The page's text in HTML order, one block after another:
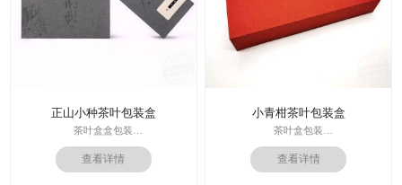
正山小种茶叶包装盒
茶叶盒盒包装
印刷技术： 专色印刷
材质：热熔纸
后工工艺：热烫工艺
查看详情
小青柑茶叶包装盒
茶叶盒包装
印刷技术： 专色印刷
面纸：特种纸
内材料：1500克灰板
查看详情